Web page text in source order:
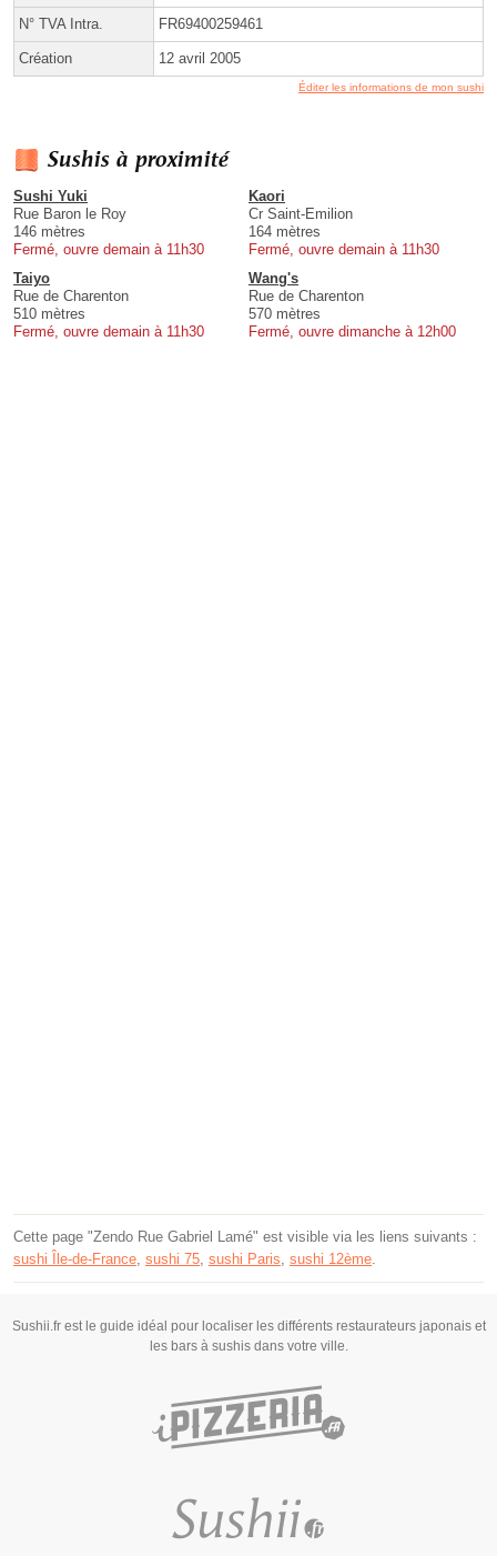
N° TVA Intra. FR69400259461
Création 12 avril 2005
Éditer les informations de mon sushi
Sushis à proximité
Sushi Yuki
Rue Baron le Roy
146 mètres
Fermé, ouvre demain à 11h30
Kaori
Cr Saint-Emilion
164 mètres
Fermé, ouvre demain à 11h30
Taiyo
Rue de Charenton
510 mètres
Fermé, ouvre demain à 11h30
Wang's
Rue de Charenton
570 mètres
Fermé, ouvre dimanche à 12h00
Cette page "Zendo Rue Gabriel Lamé" est visible via les liens suivants :
sushi Île-de-France, sushi 75, sushi Paris, sushi 12ème.
Sushii.fr est le guide idéal pour localiser les différents restaurateurs japonais et
les bars à sushis dans votre ville.